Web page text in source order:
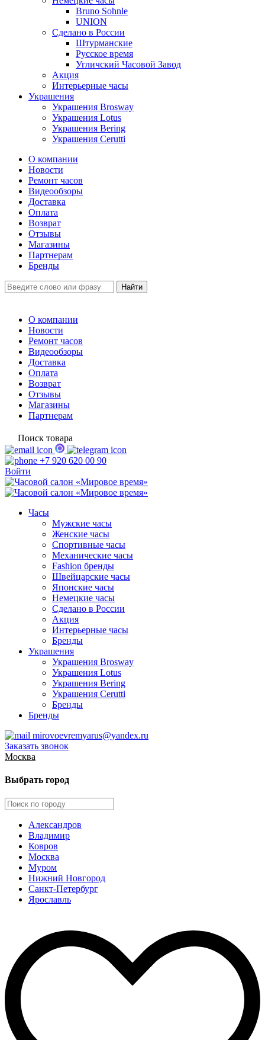
Bruno Sohnle
UNION
Сделано в России
Штурманские
Русское время
Угличский Часовой Завод
Акция
Интерьерные часы
Украшения
Украшения Brosway
Украшения Lotus
Украшения Bering
Украшения Cerutti
О компании
Новости
Ремонт часов
Видеообзоры
Доставка
Оплата
Возврат
Отзывы
Магазины
Партнерам
Бренды
О компании
Новости
Ремонт часов
Видеообзоры
Доставка
Оплата
Возврат
Отзывы
Магазины
Партнерам
Поиск товара
+7 920 620 00 90
Войти
Часы
Мужские часы
Женские часы
Спортивные часы
Механические часы
Fashion бренды
Швейцарские часы
Японские часы
Немецкие часы
Сделано в России
Акция
Интерьерные часы
Бренды
Украшения
Украшения Brosway
Украшения Lotus
Украшения Bering
Украшения Cerutti
Бренды
Бренды
mirovoevremyarus@yandex.ru
Заказать звонок
Москва
Выбрать город
Александров
Владимир
Ковров
Москва
Муром
Нижний Новгород
Санкт-Петербург
Ярославль